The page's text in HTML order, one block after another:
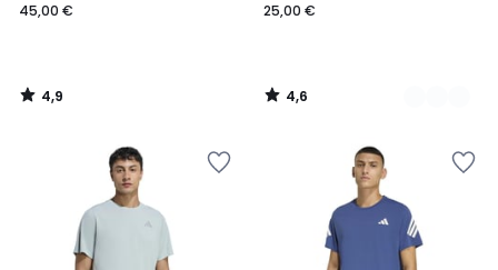
45,00 €
4,9
/
25,00 €
4,6
/